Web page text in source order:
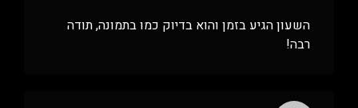
השעון הגיע בזמן והוא בדיוק כמו בתמונה, תודה
רבה!